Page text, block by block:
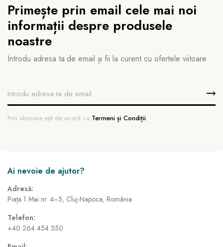
Primește prin email cele mai noi
informații despre produsele
noastre
Introdu adresa ta de email și fii la curent cu ofertele viitoare
Prin abonare ești de acord cu Termeni și Condiții
Ai nevoie de ajutor?
Adresă:
Piața 1 Mai nr. 4–5, Cluj-Napoca, România
Telefon:
+40 264 454 550